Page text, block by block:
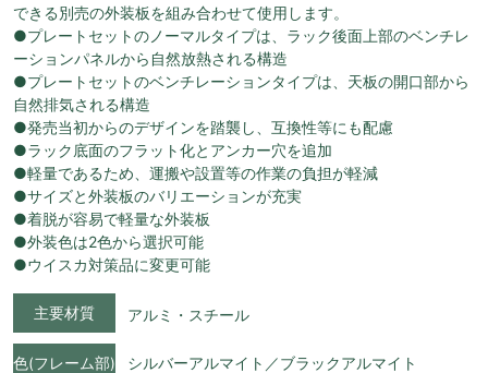
できる別売の外装板を組み合わせて使用します。
●プレートセットのノーマルタイプは、ラック後面上部のベンチレ
ーションパネルから自然放熱される構造
●プレートセットのベンチレーションタイプは、天板の開口部から
自然排気される構造
●発売当初からのデザインを踏襲し、互換性等にも配慮
●ラック底面のフラット化とアンカー穴を追加
●軽量であるため、運搬や設置等の作業の負担が軽減
●サイズと外装板のバリエーションが充実
●着脱が容易で軽量な外装板
●外装色は2色から選択可能
●ウイスカ対策品に変更可能
主要材質 アルミ・スチール
色(フレーム部) シルバーアルマイト／ブラックアルマイト